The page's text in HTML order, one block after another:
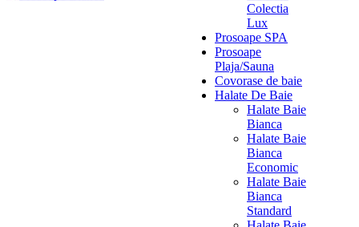
Colectia
Lux
Prosoape SPA
Prosoape
Plaja/Sauna
Covorase de baie
Halate De Baie
Halate Baie
Bianca
Halate Baie
Bianca
Economic
Halate Baie
Bianca
Standard